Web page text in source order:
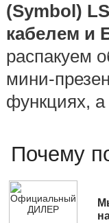
(Symbol)
кабелем и
распакуем
мини-
функциях,
Почему